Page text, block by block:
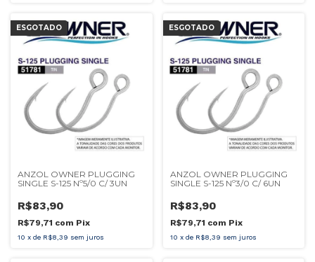
ESGOTADO
ANZOL OWNER PLUGGING
SINGLE S-125 Nº5/0 C/ 3UN
R$83,90
R$79,71 com Pix
10 x de R$8,39 sem juros
ESGOTADO
ANZOL OWNER PLUGGING
SINGLE S-125 Nº3/0 C/ 6UN
R$83,90
R$79,71 com Pix
10 x de R$8,39 sem juros